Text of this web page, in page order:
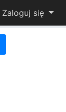
Zaloguj się